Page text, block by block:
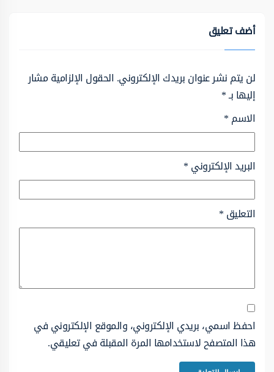
أضف تعليق
لن يتم نشر عنوان بريدك الإلكتروني. الحقول الإلزامية مشار
إليها بـ*
الاسم*
البريد الإلكتروني*
التعليق*
احفظ اسمي، بريدي الإلكتروني، والموقع الإلكتروني في
هذا المتصفح لاستخدامها المرة المقبلة في تعليقي.